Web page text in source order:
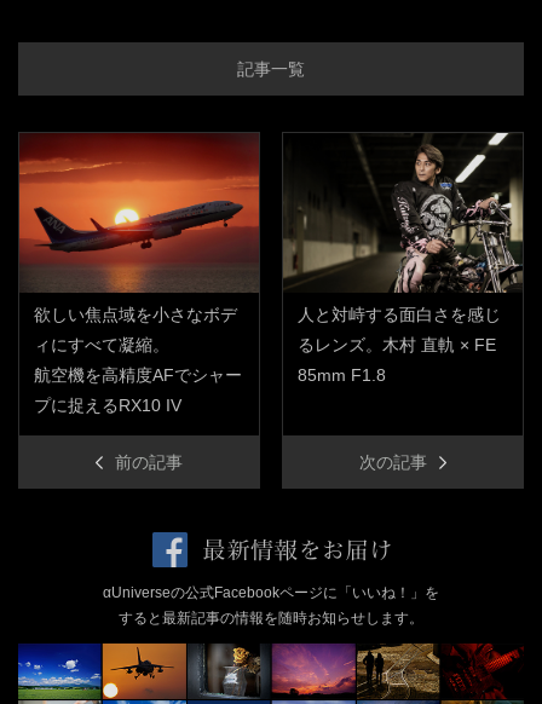
記事一覧
欲しい焦点域を小さなボデ
ィにすべて凝縮。
航空機を高精度AFでシャー
プに捉えるRX10 IV
前の記事
人と対峙する面白さを感じ
るレンズ。木村 直軌 × FE
85mm F1.8
次の記事
αUniverseの公式Facebookページに「いいね！」を
すると最新記事の情報を随時お知らせします。